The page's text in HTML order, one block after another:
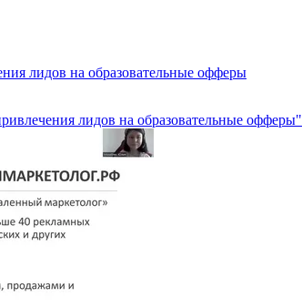
лидов на образовательные офферы
лидов на образовательные офферы"